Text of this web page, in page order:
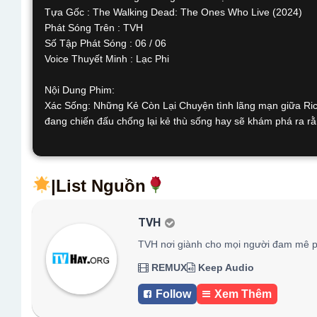
Tựa Gốc : The Walking Dead: The Ones Who Live (2024)
Phát Sóng Trên : TVH
Số Tập Phát Sóng : 06 / 06
Voice Thuyết Minh : Lạc Phi
Nội Dung Phim:
Xác Sống: Những Kẻ Còn Lại Chuyện tình lãng mạn giữa
đang chiến đấu chống lại kẻ thù sống hay sẽ khám phá ra
|List Nguồn
TVH
TVH nơi giành cho mọi người đam mê
REMUX Keep Audio
Follow Xem Thêm